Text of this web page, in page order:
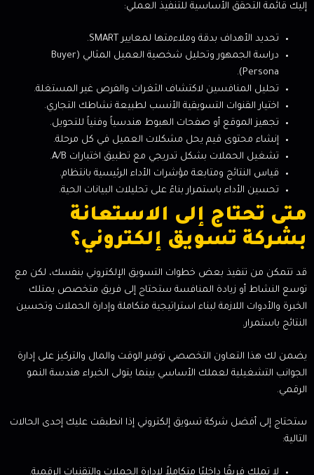
إليك قائمة التحقق الأساسية للتنفيذ العملي:
تحديد الأهداف بدقة وملاءمتها لمعايير SMART.
دراسة الجمهور وتحليل شخصية العميل المثالي (Buyer
Persona).
تحليل المنافسين لاكتشاف الثغرات والفرص غير المستغلة.
اختيار القنوات التسويقية الأنسب لطبيعة نشاطك التجاري.
تجهيز الموقع أو صفحات الهبوط هندسياً وفنياً للتحويل.
إنشاء محتوى قيم يحل مشكلات العميل في كل مرحلة.
تشغيل الحملات بشكل تدريجي مع تطبيق اختبارات A/B.
قياس النتائج ومتابعة مؤشرات الأداء الرئيسية بانتظام.
تحسين الأداء باستمرار بناءً على تحليلات البيانات الحية.
متى تحتاج إلى الاستعانة
بشركة تسويق إلكتروني؟
قد تتمكن من تنفيذ بعض خطوات التسويق الإلكتروني بنفسك، لكن مع
توسع النشاط أو زيادة المنافسة ستحتاج إلى فريق متخصص يمتلك
الخبرة والأدوات اللازمة لبناء استراتيجية متكاملة وإدارة الحملات وتحسين
النتائج باستمرار.
يضمن لك هذا التعاون التخصصي توفير الوقت والمال والتركيز على إدارة
الجوانب التشغيلية لعملك الأساسي بينما يتولى الخبراء هندسة النمو
الرقمي.
ستحتاج إلى أفضل شركة تسويق إلكتروني إذا انطبقت عليك إحدى الحالات
التالية:
لا تملك فريقًا داخليًا متكاملاً لإدارة الحملات والتقنيات الرقمية.